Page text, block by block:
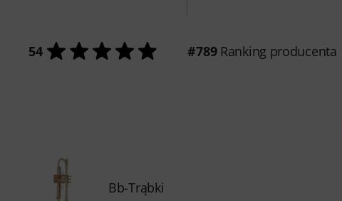
54 #789Ranking producenta
Bb-Trąbki